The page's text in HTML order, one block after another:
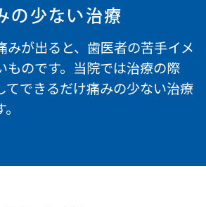
の少ない治療
みが出ると、歯医者の苦手イメ
ものです。当院では治療の際
てできるだけ痛みの少ない治療